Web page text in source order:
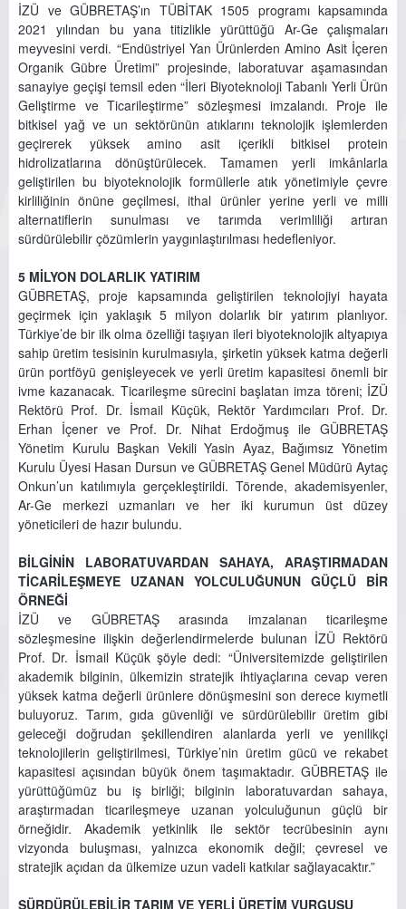
İZÜ ve GÜBRETAŞ’ın TÜBİTAK 1505 programı kapsamında
2021 yılından bu yana titizlikle yürüttüğü Ar-Ge çalışmaları
meyvesini verdi. “Endüstriyel Yan Ürünlerden Amino Asit İçeren
Organik Gübre Üretimi” projesinde, laboratuvar aşamasından
sanayiye geçişi temsil eden “İleri Biyoteknoloji Tabanlı Yerli Ürün
Geliştirme ve Ticarileştirme” sözleşmesi imzalandı. Proje ile
bitkisel yağ ve un sektörünün atıklarını teknolojik işlemlerden
geçirerek yüksek amino asit içerikli bitkisel protein
hidrolizatlarına dönüştürülecek. Tamamen yerli imkânlarla
geliştirilen bu biyoteknolojik formüllerle atık yönetimiyle çevre
kirliliğinin önüne geçilmesi, ithal ürünler yerine yerli ve milli
alternatiflerin sunulması ve tarımda verimliliği artıran
sürdürülebilir çözümlerin yaygınlaştırılması hedefleniyor.
5 MİLYON DOLARLIK YATIRIM
GÜBRETAŞ, proje kapsamında geliştirilen teknolojiyi hayata
geçirmek için yaklaşık 5 milyon dolarlık bir yatırım planlıyor.
Türkiye’de bir ilk olma özelliği taşıyan ileri biyoteknolojik altyapıya
sahip üretim tesisinin kurulmasıyla, şirketin yüksek katma değerli
ürün portföyü genişleyecek ve yerli üretim kapasitesi önemli bir
ivme kazanacak. Ticarileşme sürecini başlatan imza töreni; İZÜ
Rektörü Prof. Dr. İsmail Küçük, Rektör Yardımcıları Prof. Dr.
Erhan İçener ve Prof. Dr. Nihat Erdoğmuş ile GÜBRETAŞ
Yönetim Kurulu Başkan Vekili Yasin Ayaz, Bağımsız Yönetim
Kurulu Üyesi Hasan Dursun ve GÜBRETAŞ Genel Müdürü Aytaç
Onkun’un katılımıyla gerçekleştirildi. Törende, akademisyenler,
Ar-Ge merkezi uzmanları ve her iki kurumun üst düzey
yöneticileri de hazır bulundu.
BİLGİNİN LABORATUVARDAN SAHAYA, ARAŞTIRMADAN
TİCARİLEŞMEYE UZANAN YOLCULUĞUNUN GÜÇLÜ BİR
ÖRNEĞİ
İZÜ ve GÜBRETAŞ arasında imzalanan ticarileşme
sözleşmesine ilişkin değerlendirmelerde bulunan İZÜ Rektörü
Prof. Dr. İsmail Küçük şöyle dedi: “Üniversitemizde geliştirilen
akademik bilginin, ülkemizin stratejik ihtiyaçlarına cevap veren
yüksek katma değerli ürünlere dönüşmesini son derece kıymetli
buluyoruz. Tarım, gıda güvenliği ve sürdürülebilir üretim gibi
geleceği doğrudan şekillendiren alanlarda yerli ve yenilikçi
teknolojilerin geliştirilmesi, Türkiye’nin üretim gücü ve rekabet
kapasitesi açısından büyük önem taşımaktadır. GÜBRETAŞ ile
yürüttüğümüz bu iş birliği; bilginin laboratuvardan sahaya,
araştırmadan ticarileşmeye uzanan yolculuğunun güçlü bir
örneğidir. Akademik yetkinlik ile sektör tecrübesinin aynı
vizyonda buluşması, yalnızca ekonomik değil; çevresel ve
stratejik açıdan da ülkemize uzun vadeli katkılar sağlayacaktır.”
SÜRDÜRÜLEBİLİR TARIM VE YERLİ ÜRETİM VURGUSU